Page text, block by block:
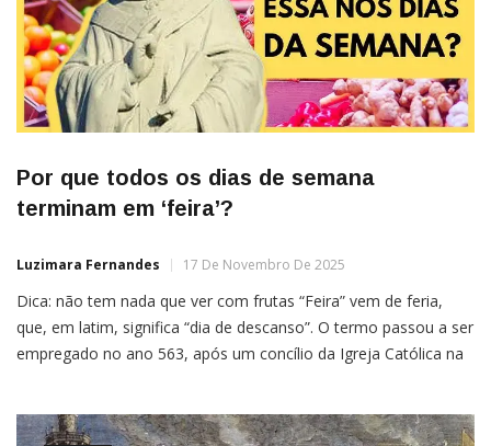
Por que todos os dias de semana
terminam em ‘feira’?
Luzimara Fernandes 17 De Novembro De 2025
Dica: não tem nada que ver com frutas “Feira” vem de feria,
que, em latim, significa “dia de descanso”. O termo passou a ser
empregado no ano 563, após um concílio da Igreja Católica na